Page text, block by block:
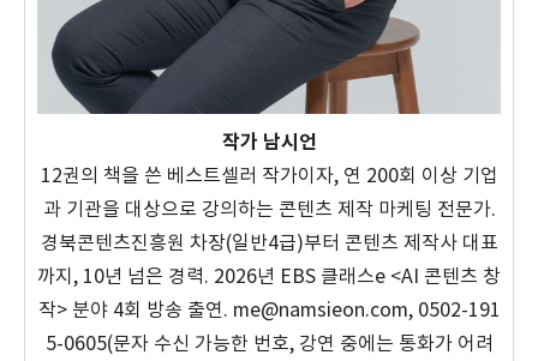
작가 남시언
12권의 책을 쓴 베스트셀러 작가이자, 연 200회 이상 기업
과 기관을 대상으로 강의하는 콘텐츠 제작 마케팅 전문가.
경북콘텐츠진흥원 차장(일반4급)부터 콘텐츠 제작사 대표
까지, 10년 넘은 경력. 2026년 EBS 클래스e <AI 콘텐츠 창
작> 분야 4회 방송 출연. me@namsieon.com, 0502-191
5-0605(문자 수신 가능한 번호, 강연 중에는 통화가 어려